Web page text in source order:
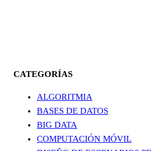
CATEGORÍAS
ALGORITMIA
BASES DE DATOS
BIG DATA
COMPUTACIÓN MÓVIL